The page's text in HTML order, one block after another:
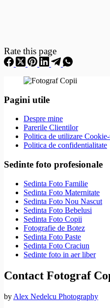
Rate this page
Pagini utile
Despre mine
Parerile Clientilor
Politica de utilizare
Politica de confidentialitate
Sedinte foto profesionale
Sedinta Foto Familie
Sedinta Foto Maternitate
Sedinta Foto Nou Nascut
Sedinta Foto Bebelusi
Sedinta Foto Copii
Fotografie de Botez
Sedinta Foto Paste
Sedinta Foto Craciun
Sedinte foto in aer liber
Contact Fotograf
by Alex Nedelcu Photography